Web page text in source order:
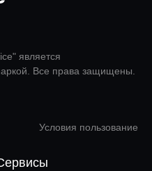
является
Все права защищены.
Условия пользование